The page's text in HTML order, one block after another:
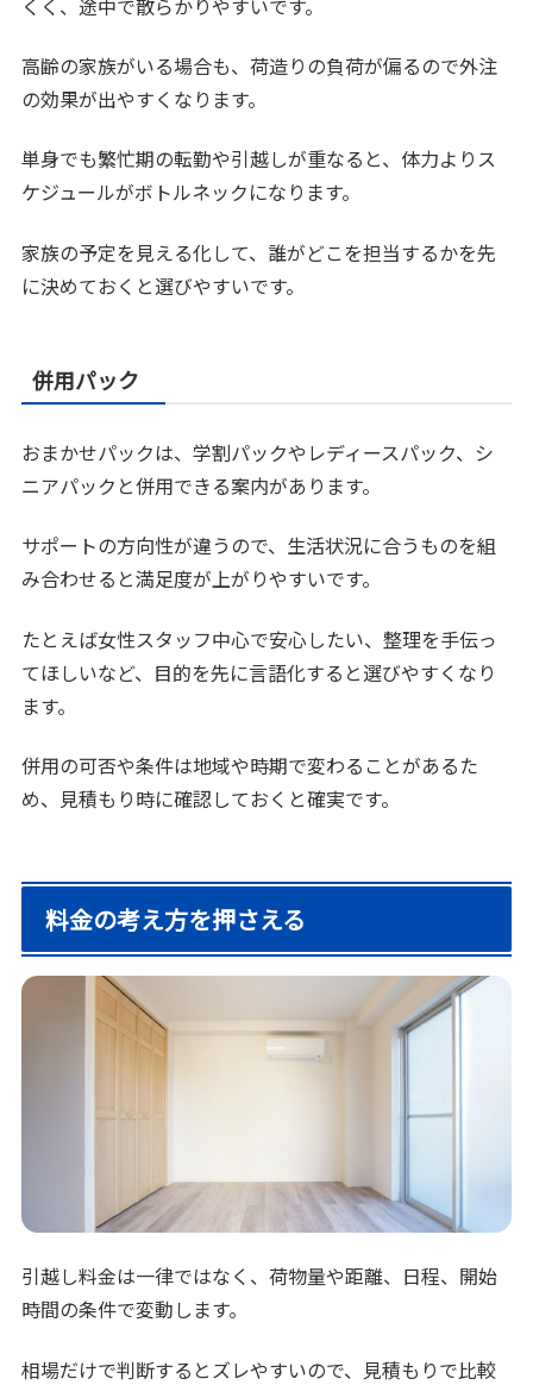
高齢の家族がいる場合も、荷造りの負荷が偏るので外注
の効果が出やすくなります。
単身でも繁忙期の転勤や引越しが重なると、体力よりス
ケジュールがボトルネックになります。
家族の予定を見える化して、誰がどこを担当するかを先
に決めておくと選びやすいです。
併用パック
おまかせパックは、学割パックやレディースパック、シ
ニアパックと併用できる案内があります。
サポートの方向性が違うので、生活状況に合うものを組
み合わせると満足度が上がりやすいです。
たとえば女性スタッフ中心で安心したい、整理を手伝っ
てほしいなど、目的を先に言語化すると選びやすくなり
ます。
併用の可否や条件は地域や時期で変わることがあるた
め、見積もり時に確認しておくと確実です。
料金の考え方を押さえる
引越し料金は一律ではなく、荷物量や距離、日程、開始
時間の条件で変動します。
相場だけで判断するとズレやすいので、見積もりで比較